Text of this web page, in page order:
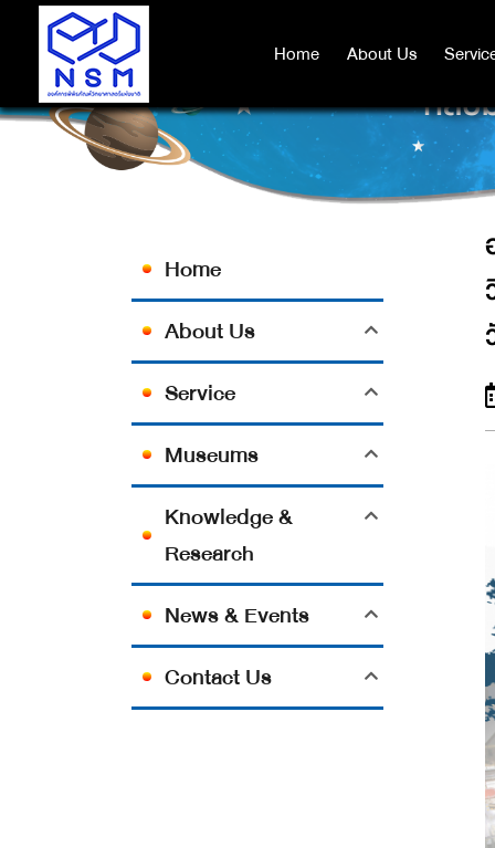
Home About Us Service
Home About Us
องค์การพิพิธภัณฑ์วิทยาศาสตร์แห่ง
กลับ
Home
About Us
Service
Museums
Knowledge &
Research
News & Events
Contact Us